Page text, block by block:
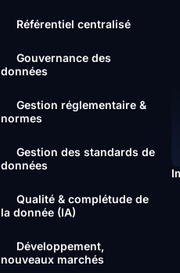
Référentiel centralisé
Gouvernance des
données
Gestion réglementaire &
normes
Gestion des standards de
données
Qualité & complétude de
la donnée (IA)
Développement,
nouveaux marchés